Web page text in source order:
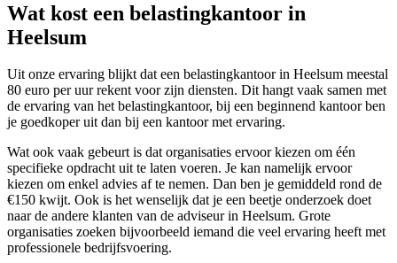
Wat kost een belastingkantoor in
Heelsum
Uit onze ervaring blijkt dat een belastingkantoor in Heelsum meestal
80 euro per uur rekent voor zijn diensten. Dit hangt vaak samen met
de ervaring van het belastingkantoor, bij een beginnend kantoor ben
je goedkoper uit dan bij een kantoor met ervaring.
Wat ook vaak gebeurt is dat organisaties ervoor kiezen om één
specifieke opdracht uit te laten voeren. Je kan namelijk ervoor
kiezen om enkel advies af te nemen. Dan ben je gemiddeld rond de
€150 kwijt. Ook is het wenselijk dat je een beetje onderzoek doet
naar de andere klanten van de adviseur in Heelsum. Grote
organisaties zoeken bijvoorbeeld iemand die veel ervaring heeft met
professionele bedrijfsvoering.